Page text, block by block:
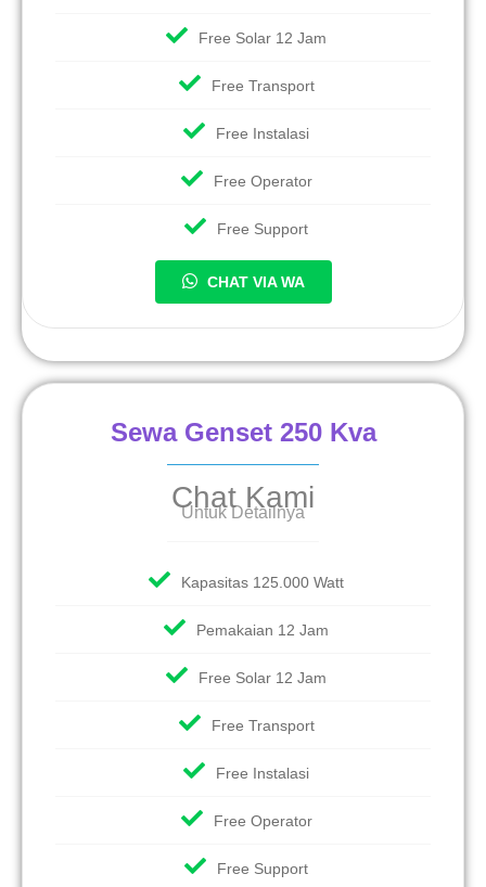
Free Solar 12 Jam
Free Transport
Free Instalasi
Free Operator
Free Support
CHAT VIA WA
Sewa Genset 250 Kva
Chat Kami
Untuk Detailnya
Kapasitas 125.000 Watt
Pemakaian 12 Jam
Free Solar 12 Jam
Free Transport
Free Instalasi
Free Operator
Free Support